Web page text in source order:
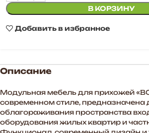
В КОРЗИНУ
Добавить в избранное
Описание
Модульная мебель для прихожей
современном стиле, предназначена
облагораживания пространства
оборудования жилых квартир и